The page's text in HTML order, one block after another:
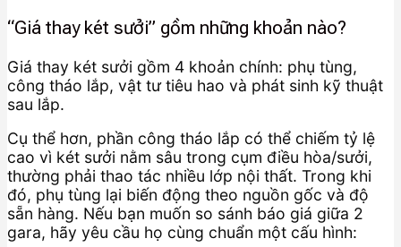
“Giá thay két sưởi” gồm những khoản nào?
Giá thay két sưởi gồm 4 khoản chính: phụ tùng,
công tháo lắp, vật tư tiêu hao và phát sinh kỹ thuật
sau lắp.
Cụ thể hơn, phần công tháo lắp có thể chiếm tỷ lệ
cao vì két sưởi nằm sâu trong cụm điều hòa/sưởi,
thường phải thao tác nhiều lớp nội thất. Trong khi
đó, phụ tùng lại biến động theo nguồn gốc và độ
sẵn hàng. Nếu bạn muốn so sánh báo giá giữa 2
gara, hãy yêu cầu họ cùng chuẩn một cấu hình: